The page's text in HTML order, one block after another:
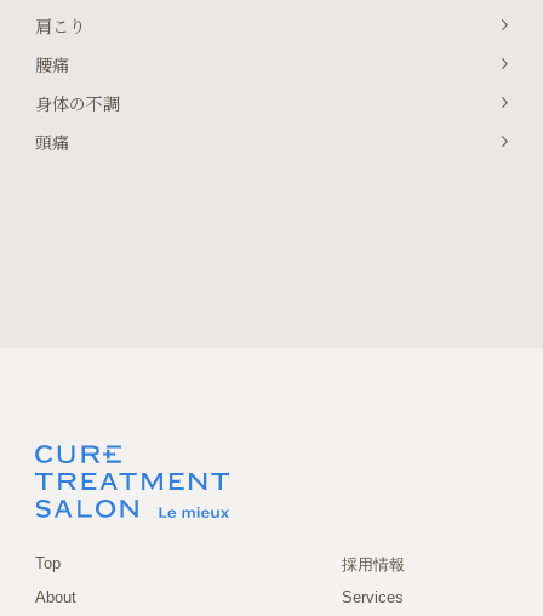
肩こり
腰痛
身体の不調
頭痛
Top
採用情報
About
Services